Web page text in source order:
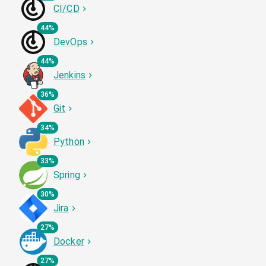
CI/CD
44%
DevOps
44%
Jenkins
36%
Git
34%
Python
33%
Spring
30%
Jira
27%
Docker
27%